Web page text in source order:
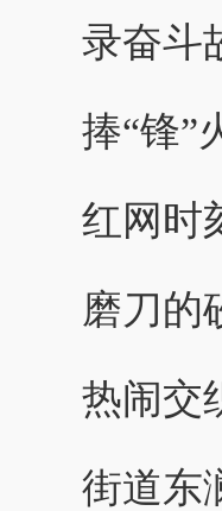
录奋斗
捧“锋”
红网时
磨刀的
热闹交
街道东